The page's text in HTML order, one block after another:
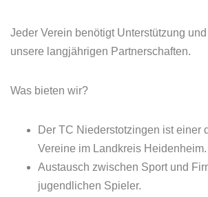
Jeder Verein benötigt Unterstützung
unsere langjährigen Partnerschaften.
Was bieten wir?
Der TC Niederstotzingen ist einer
Vereine im Landkreis Heidenheim.
Austausch zwischen Sport und
jugendlichen Spieler.